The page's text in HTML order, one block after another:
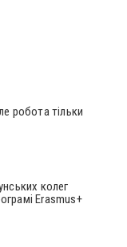
робота тільки
колег
Erasmus+